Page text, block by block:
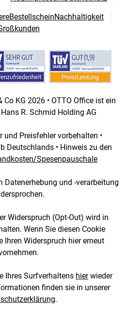
BestellscheinNachhaltigkeit
KG 2026 • OTTO Office ist ein
R. Schmid Holding AG
und Preisfehler vorbehalten •
Deutschlands • Hinweis zu den
Spesenpauschale
Datenerhebung und -verarbeitung
Widerspruch (Opt-Out) wird in
Wenn Sie diesen Cookie
Ihren Widerspruch hier erneut
Ihres Surfverhaltens hierwieder
finden sie in unserer
.